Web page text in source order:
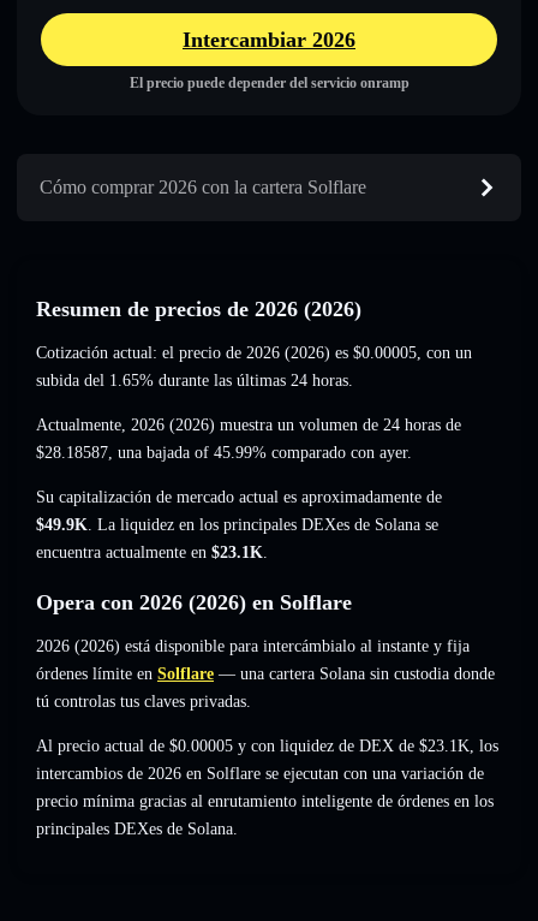
Intercambiar 2026
El precio puede depender del servicio onramp
Cómo comprar 2026 con la cartera Solflare
Resumen de precios de 2026 (2026)
Cotización actual: el precio de 2026 (2026) es $0.00005, con un
subida del 1.65% durante las últimas 24 horas.
Actualmente, 2026 (2026) muestra un volumen de 24 horas de
$28.18587, una bajada of 45.99% comparado con ayer.
Su capitalización de mercado actual es aproximadamente de
$49.9K. La liquidez en los principales DEXes de Solana se
encuentra actualmente en $23.1K.
Opera con 2026 (2026) en Solflare
2026 (2026) está disponible para intercámbialo al instante y fija
órdenes límite en Solflare — una cartera Solana sin custodia donde
tú controlas tus claves privadas.
Al precio actual de $0.00005 y con liquidez de DEX de $23.1K, los
intercambios de 2026 en Solflare se ejecutan con una variación de
precio mínima gracias al enrutamiento inteligente de órdenes en los
principales DEXes de Solana.